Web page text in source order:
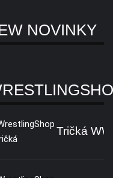
NOVINKY
Tričká